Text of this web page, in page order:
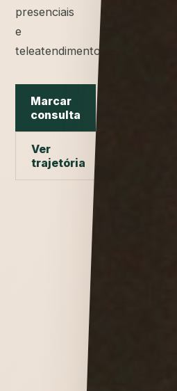
presenciais
e
teleatendimento.
Marcar
consulta
Ver
trajetória